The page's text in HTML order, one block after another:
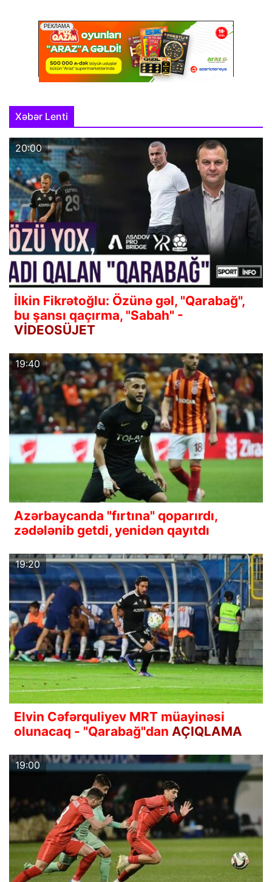
Xəbər Lenti
20:00
İlkin Fikrətoğlu: Özünə gəl, "Qarabağ",
bu şansı qaçırma, "Sabah" -
VİDEOSÜJET
19:40
Azərbaycanda "fırtına" qoparırdı,
zədələnib getdi, yenidən qayıtdı
19:20
Elvin Cəfərquliyev MRT müayinəsi
olunacaq - "Qarabağ"dan AÇIQLAMA
19:00